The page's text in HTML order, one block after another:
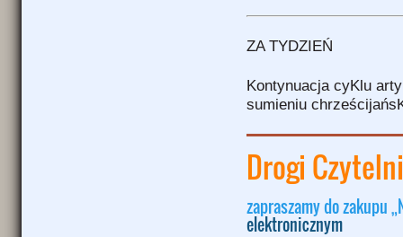
ZA TYDZIEŃ
Kontynuacja cyKlu
sumieniu
Drogi
zapraszamy do zakupu
elektronicznym